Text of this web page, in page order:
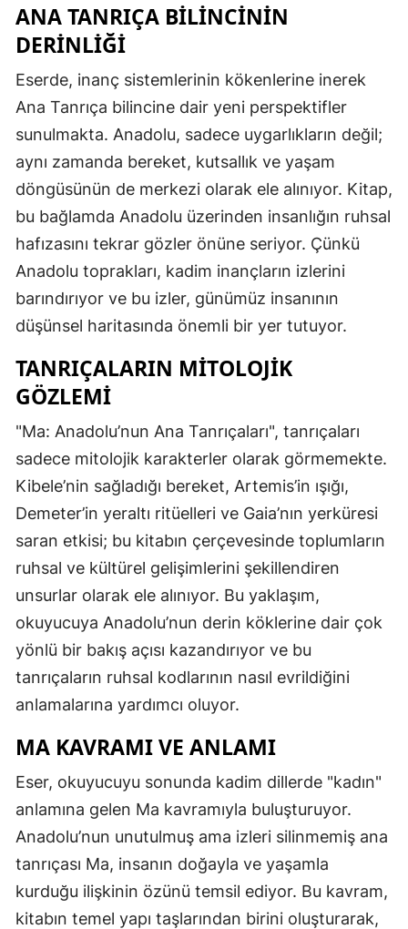
ANA TANRIÇA BILINCININ
DERINLIĞI
Eserde, inanç sistemlerinin kökenlerine inerek
Ana Tanrıça bilincine dair yeni perspektifler
sunulmakta. Anadolu, sadece uygarlıkların değil;
aynı zamanda bereket, kutsallık ve yaşam
döngüsünün de merkezi olarak ele alınıyor. Kitap,
bu bağlamda Anadolu üzerinden insanlığın ruhsal
hafızasını tekrar gözler önüne seriyor. Çünkü
Anadolu toprakları, kadim inançların izlerini
barındırıyor ve bu izler, günümüz insanının
düşünsel haritasında önemli bir yer tutuyor.
TANRIÇALARIN MITOLOJIK
GÖZLEMI
"Ma: Anadolu’nun Ana Tanrıçaları", tanrıçaları
sadece mitolojik karakterler olarak görmemekte.
Kibele’nin sağladığı bereket, Artemis’in ışığı,
Demeter’in yeraltı ritüelleri ve Gaia’nın yerküresi
saran etkisi; bu kitabın çerçevesinde toplumların
ruhsal ve kültürel gelişimlerini şekillendiren
unsurlar olarak ele alınıyor. Bu yaklaşım,
okuyucuya Anadolu’nun derin köklerine dair çok
yönlü bir bakış açısı kazandırıyor ve bu
tanrıçaların ruhsal kodlarının nasıl evrildiğini
anlamalarına yardımcı oluyor.
MA KAVRAMI VE ANLAMI
Eser, okuyucuyu sonunda kadim dillerde "kadın"
anlamına gelen Ma kavramıyla buluşturuyor.
Anadolu’nun unutulmuş ama izleri silinmemiş ana
tanrıçası Ma, insanın doğayla ve yaşamla
kurduğu ilişkinin özünü temsil ediyor. Bu kavram,
kitabın temel yapı taşlarından birini oluşturarak,